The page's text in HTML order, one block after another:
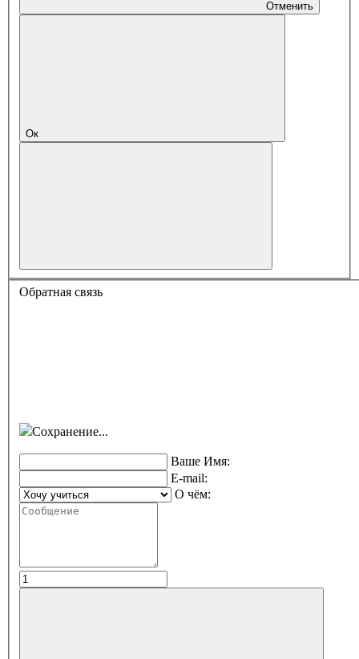
Отменить
Ок
Обратная связь
Сохранение...
Ваше Имя:
E-mail:
О чём: